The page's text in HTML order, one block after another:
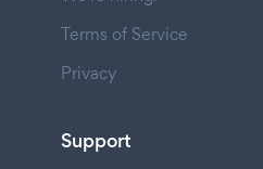
Terms of Service
Privacy
Support